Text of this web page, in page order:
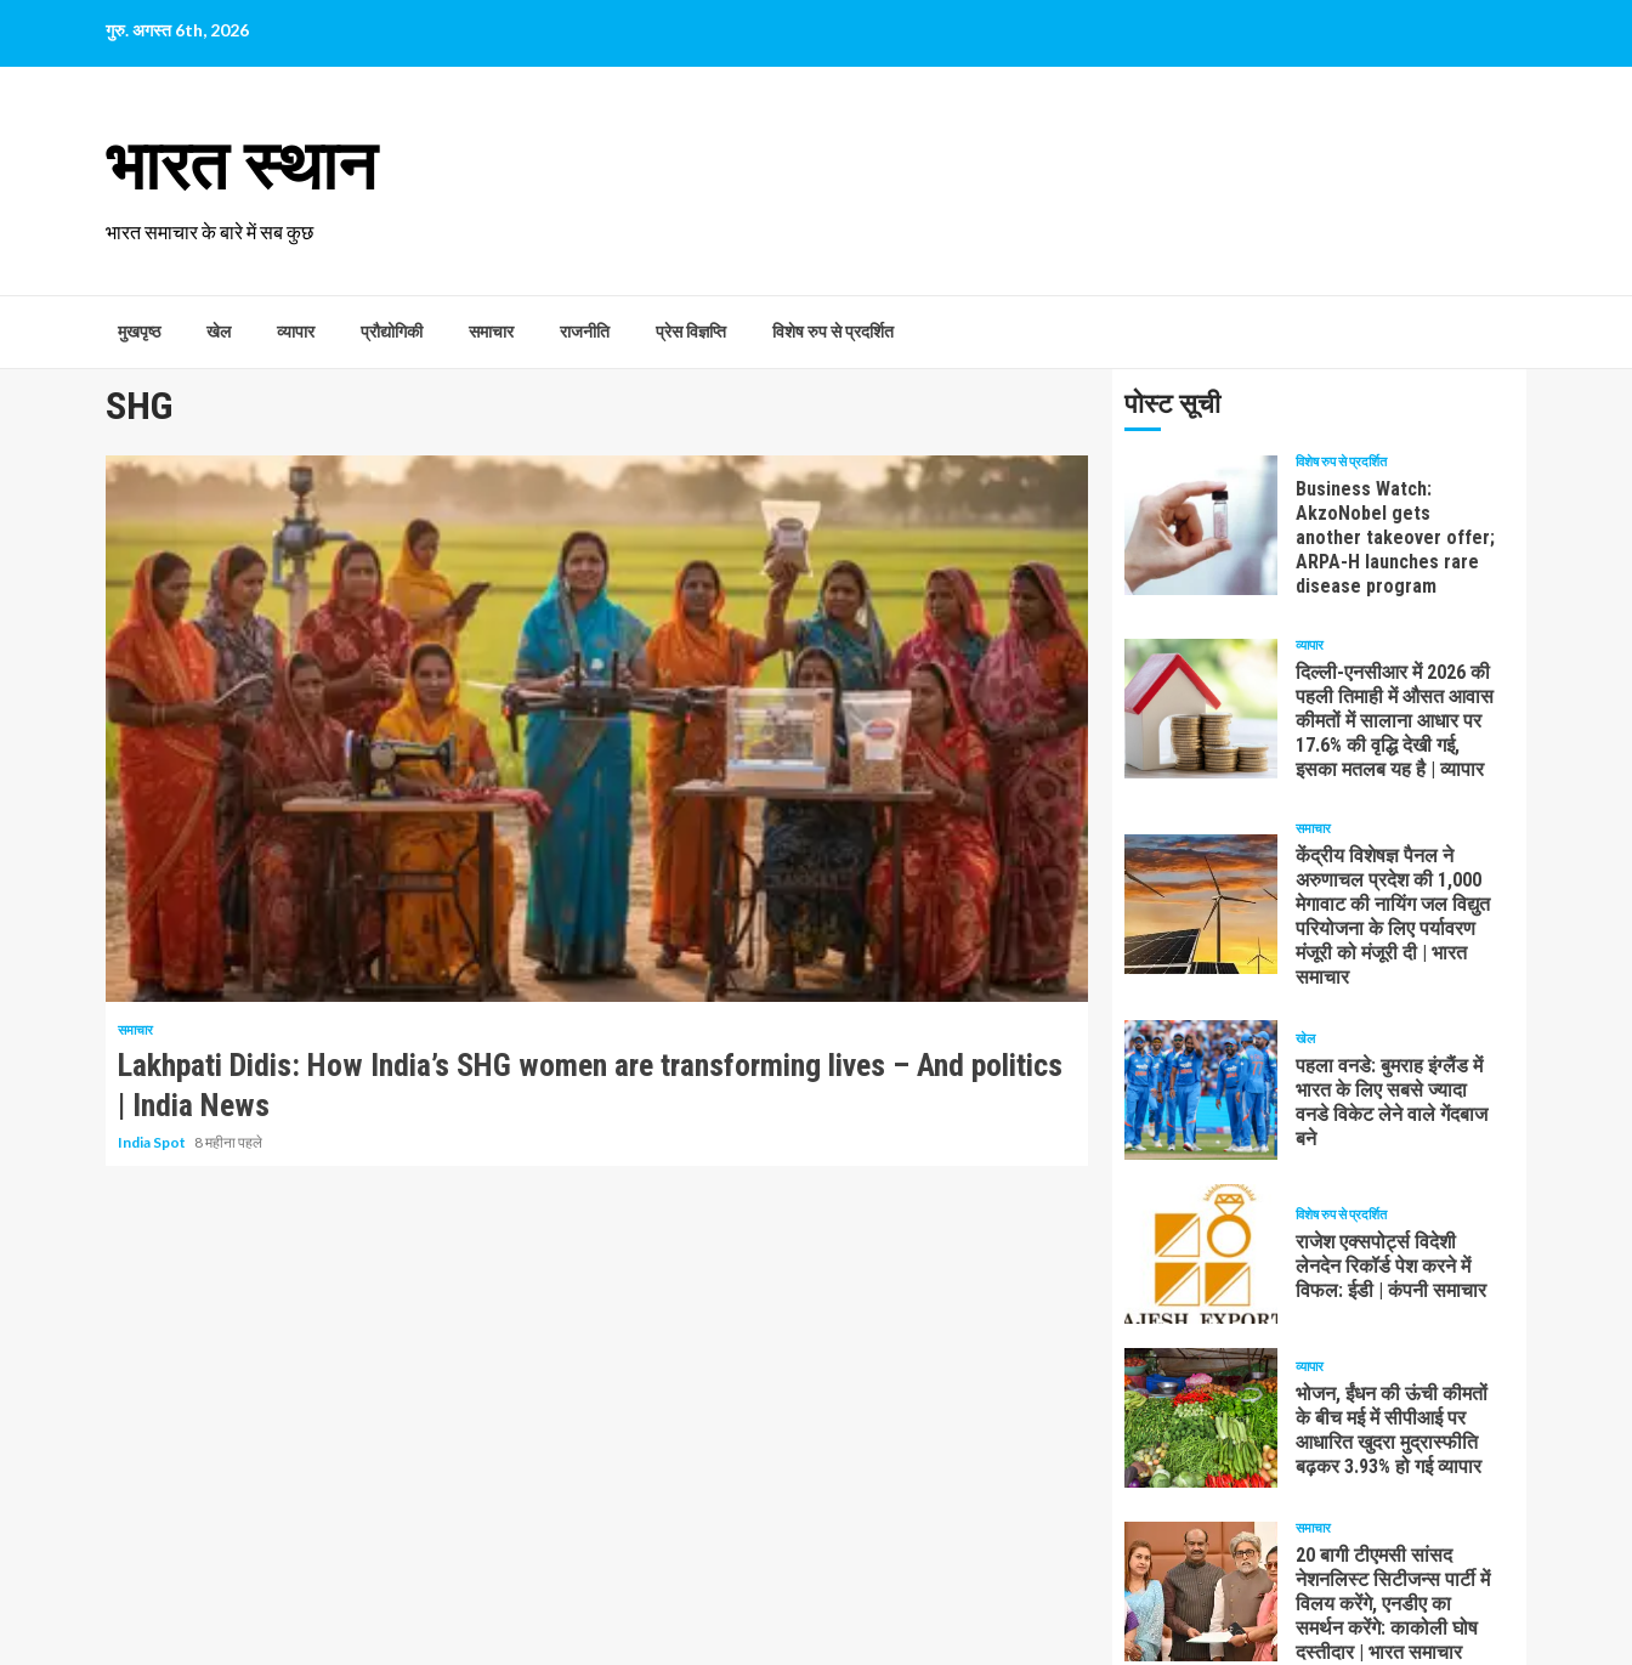
पर
गुरु. अगस्त 6th, 2026
भारत स्थान
भारत समाचार के बारे में सब कुछ
मुखपृष्ठ खेल व्यापार प्रौद्योगिकी समाचार राजनीति प्रेस विज्ञप्ति विशेष रुप से प्रदर्शित
SHG
9 न्यूनतम पढ़ा
समाचार
Lakhpati Didis: How India’s SHG women are transforming lives – And politics
| India News
India Spot 8 महीना पहले
पोस्ट सूची
विशेष रुप से प्रदर्शित
Business Watch:
AkzoNobel gets
another takeover offer;
ARPA-H launches rare
disease program
व्यापार
दिल्ली-एनसीआर में 2026 की
पहली तिमाही में औसत आवास
कीमतों में सालाना आधार पर
17.6% की वृद्धि देखी गई,
इसका मतलब यह है | व्यापार
समाचार
केंद्रीय विशेषज्ञ पैनल ने
अरुणाचल प्रदेश की 1,000
मेगावाट की नायिंग जल विद्युत
परियोजना के लिए पर्यावरण
मंजूरी को मंजूरी दी | भारत
समाचार
खेल
पहला वनडे: बुमराह इंग्लैंड में
भारत के लिए सबसे ज्यादा
वनडे विकेट लेने वाले गेंदबाज
बने
विशेष रुप से प्रदर्शित
राजेश एक्सपोर्ट्स विदेशी
लेनदेन रिकॉर्ड पेश करने में
विफल: ईडी | कंपनी समाचार
व्यापार
भोजन, ईंधन की ऊंची कीमतों
के बीच मई में सीपीआई पर
आधारित खुदरा मुद्रास्फीति
बढ़कर 3.93% हो गई व्यापार
समाचार
20 बागी टीएमसी सांसद
नेशनलिस्ट सिटीजन्स पार्टी में
विलय करेंगे, एनडीए का
समर्थन करेंगे: काकोली घोष
दस्तीदार | भारत समाचार